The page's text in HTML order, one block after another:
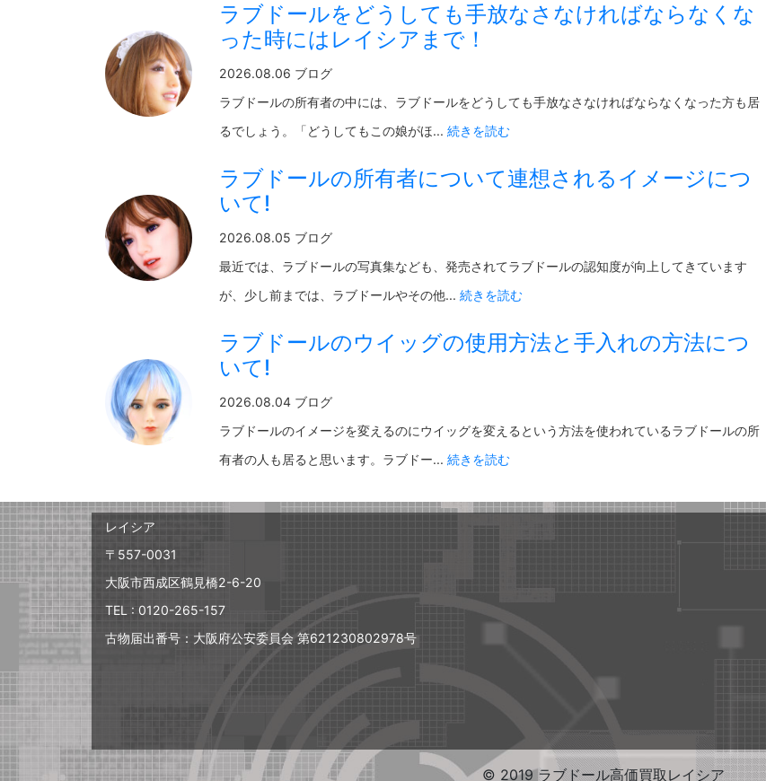
ラブドールをどうしても手放なさなければならなくな
った時にはレイシアまで！
2026.08.06 ブログ
ラブドールの所有者の中には、ラブドールをどうしても手放なさなければならなくなった方も居
るでしょう。「どうしてもこの娘がほ... 続きを読む
ラブドールの所有者について連想されるイメージにつ
いて!
2026.08.05 ブログ
最近では、ラブドールの写真集なども、発売されてラブドールの認知度が向上してきています
が、少し前までは、ラブドールやその他... 続きを読む
ラブドールのウイッグの使用方法と手入れの方法につ
いて!
2026.08.04 ブログ
ラブドールのイメージを変えるのにウイッグを変えるという方法を使われているラブドールの所
有者の人も居ると思います。ラブドー... 続きを読む
レイシア
〒557-0031
大阪市西成区鶴見橋2-6-20
TEL : 0120-265-157
古物届出番号：大阪府公安委員会 第621230802978号
© 2019 ラブドール高価買取レイシア